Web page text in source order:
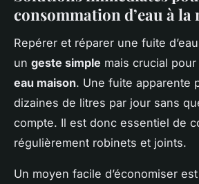
consommation d’eau à la
Repérer et réparer une fuite
un geste simple mais crucial pour
eau maison. Une fuite apparente
dizaines de litres par jour sans
compte. Il est donc essentiel de
régulièrement robinets et joints.
Un moyen facile d’économiser